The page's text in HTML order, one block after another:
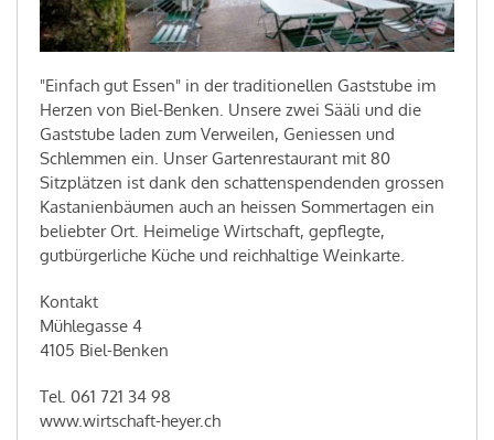
"Einfach gut Essen" in der traditionellen Gaststube im
Herzen von Biel-Benken. Unsere zwei Sääli und die
Gaststube laden zum Verweilen, Geniessen und
Schlemmen ein. Unser Gartenrestaurant mit 80
Sitzplätzen ist dank den schattenspendenden grossen
Kastanienbäumen auch an heissen Sommertagen ein
beliebter Ort. Heimelige Wirtschaft, gepflegte,
gutbürgerliche Küche und reichhaltige Weinkarte.
Kontakt
Mühlegasse 4
4105 Biel-Benken
Tel. 061 721 34 98
www.wirtschaft-heyer.ch